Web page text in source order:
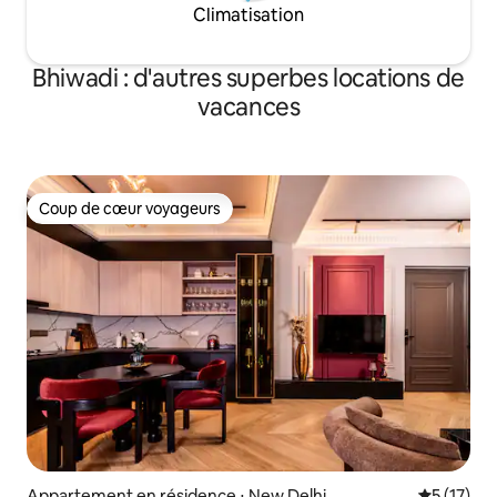
Climatisation
Bhiwadi : d'autres superbes locations de
vacances
Coup de cœur voyageurs
Coup de cœur voyageurs